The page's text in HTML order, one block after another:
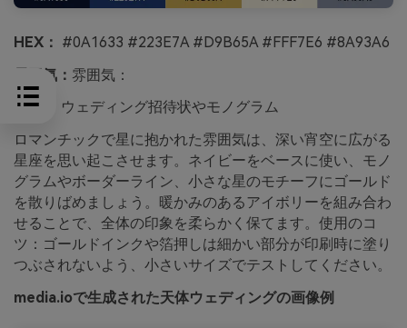
HEX： #0A1633 #223E7A #D9B65A #FFF7E6 #8A93A6
雰囲気： 雰囲気：
最適：
ウェディング招待状やモノグラム
ロマンチックで星に抱かれた雰囲気は、深い宵空に広がる
星座を思い起こさせます。ネイビーをベースに使い、モノ
グラムやボーダーライン、小さな星のモチーフにゴールド
を散りばめましょう。暖かみのあるアイボリーを組み合わ
せることで、全体の印象を柔らかく保てます。使用のコ
ツ：ゴールドインクや箔押しは細かい部分が印刷時に塗り
つぶされないよう、小さいサイズでテストしてください。
media.ioで生成された天体ウェディングの画像例